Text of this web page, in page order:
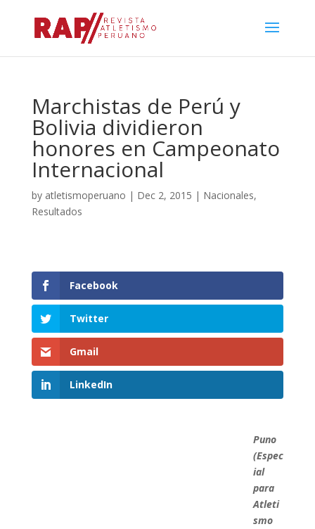
Marchistas de Perú y
Bolivia dividieron
honores en Campeonato
Internacional
by atletismoperuano | Dec 2, 2015 | Nacionales,
Resultados
Facebook
Twitter
Gmail
LinkedIn
Puno
(Espec
ial
para
Atleti
smo